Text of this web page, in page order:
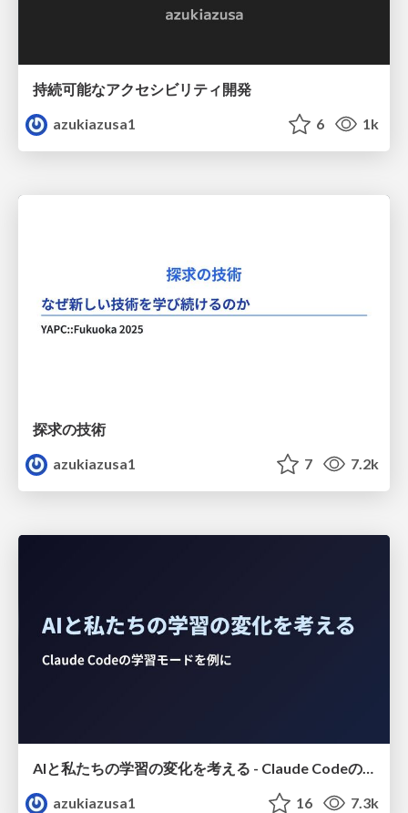
持続可能なアクセシビリティ開発
azukiazusa1
6 1k
探求の技術
azukiazusa1
7 7.2k
AIと私たちの学習の変化を考える - Claude Codeの学習モードを例に
azukiazusa1
16 7.3k